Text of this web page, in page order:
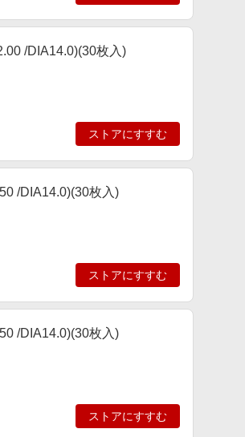
/DIA14.0)(30枚入)
ストアにすすむ
/DIA14.0)(30枚入)
ストアにすすむ
/DIA14.0)(30枚入)
ストアにすすむ